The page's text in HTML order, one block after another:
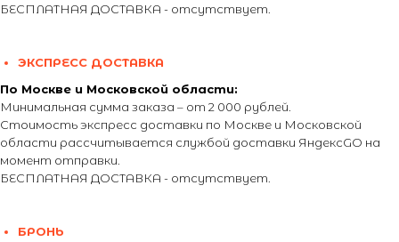
БЕСПЛАТНАЯ ДОСТАВКА - отсутствует.
ЭКСПРЕСС ДОСТАВКА
По Москве и Московской области:
Минимальная сумма заказа – от 2 000 рублей.
Стоимость экспресс доставки по Москве и Московской
области рассчитывается службой доставки ЯндексGO на
момент отправки.
БЕСПЛАТНАЯ ДОСТАВКА - отсутствует.
БРОНЬ